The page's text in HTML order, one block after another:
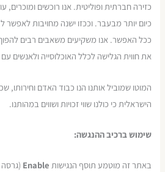
כזירה חברתית ופוליטית. אנו רוכשים
כיום יותר מבעבר. וככזו ישנה מחויבות לאפשר
ככל האפשר. אנו משקיעים משאבים רבים
את חווית הגלישה לכלל האוכלוסייה ולאנשים
המוטו שמוביל אותנו הנו כבוד האדם וחירותו,
הישראלית כי כולנו שווי זכויות ושווים במהותנו.
שימוש ברכיב ההנגשה:
באתר זה מוטמע תוסף הנגישות Enable